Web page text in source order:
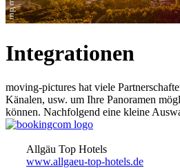
Integrationen
moving-pictures hat viele
Känalen, usw. um Ihre Panoramen
können. Nachfolgend eine kleine
Allgäu Top Hotels
www.allgaeu-top-hotels.de